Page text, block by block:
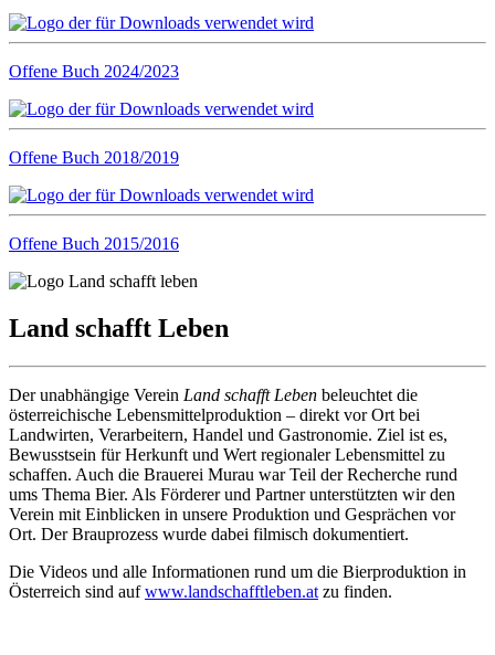
Offene Buch 2024/2023
Offene Buch 2018/2019
Offene Buch 2015/2016
Land schafft Leben
Der unabhängige Verein Land schafft Leben beleuchtet die
österreichische Lebensmittelproduktion – direkt vor Ort bei
Landwirten, Verarbeitern, Handel und Gastronomie. Ziel ist es,
Bewusstsein für Herkunft und Wert regionaler Lebensmittel zu
schaffen. Auch die Brauerei Murau war Teil der Recherche rund
ums Thema Bier. Als Förderer und Partner unterstützten wir den
Verein mit Einblicken in unsere Produktion und Gesprächen vor
Ort. Der Brauprozess wurde dabei filmisch dokumentiert.
Die Videos und alle Informationen rund um die Bierproduktion in
Österreich sind aufwww.landschafftleben.at zu finden.